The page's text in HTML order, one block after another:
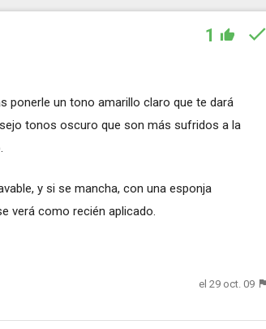
1
ponerle un tono amarillo claro que te dará
tonos oscuro que son más sufridos a la
y si se mancha, con una esponja
verá como recién aplicado.
el 29 oct. 09